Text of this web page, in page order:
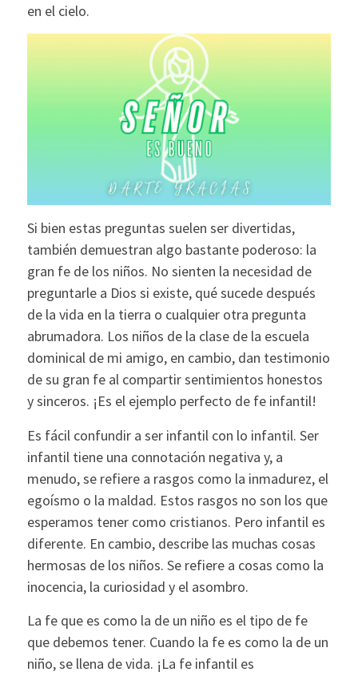
en el cielo.
Si bien estas preguntas suelen ser divertidas,
también demuestran algo bastante poderoso: la
gran fe de los niños. No sienten la necesidad de
preguntarle a Dios si existe, qué sucede después
de la vida en la tierra o cualquier otra pregunta
abrumadora. Los niños de la clase de la escuela
dominical de mi amigo, en cambio, dan testimonio
de su gran fe al compartir sentimientos honestos
y sinceros. ¡Es el ejemplo perfecto de fe infantil!
Es fácil confundir a ser infantil con lo infantil. Ser
infantil tiene una connotación negativa y, a
menudo, se refiere a rasgos como la inmadurez, el
egoísmo o la maldad. Estos rasgos no son los que
esperamos tener como cristianos. Pero infantil es
diferente. En cambio, describe las muchas cosas
hermosas de los niños. Se refiere a cosas como la
inocencia, la curiosidad y el asombro.
La fe que es como la de un niño es el tipo de fe
que debemos tener. Cuando la fe es como la de un
niño, se llena de vida. ¡La fe infantil es